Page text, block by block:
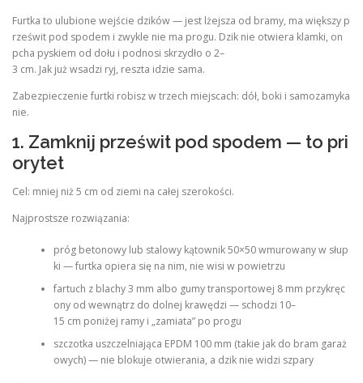
Furtka to ulubione wejście dzików — jest lżejsza od bramy, ma większy p
rześwit pod spodem i zwykle nie ma progu. Dzik nie otwiera klamki, on
pcha pyskiem od dołu i podnosi skrzydło o 2–
3 cm. Jak już wsadzi ryj, reszta idzie sama.
Zabezpieczenie furtki robisz w trzech miejscach: dół, boki i samozamyka
nie.
1. Zamknij prześwit pod spodem — to pri
orytet
Cel: mniej niż 5 cm od ziemi na całej szerokości.
Najprostsze rozwiązania:
próg betonowy lub stalowy kątownik 50×50 wmurowany w słup
ki — furtka opiera się na nim, nie wisi w powietrzu
fartuch z blachy 3 mm albo gumy transportowej 8 mm przykręc
ony od wewnątrz do dolnej krawędzi — schodzi 10–
15 cm poniżej ramy i „zamiata” po progu
szczotka uszczelniająca EPDM 100 mm (takie jak do bram garaż
owych) — nie blokuje otwierania, a dzik nie widzi szpary